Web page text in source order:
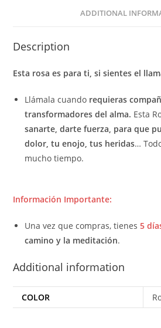
ADDITIONAL
Description
Esta rosa es para ti, si sientes el
Llámala cuando requieras
transformadores del alma. Esta
sanarte, darte fuerza, para que
dolor, tu enojo, tus heridas…
mucho tiempo.
Información Importante:
Una vez que compras, tienes5
camino y la meditación.
Additional information
COLOR